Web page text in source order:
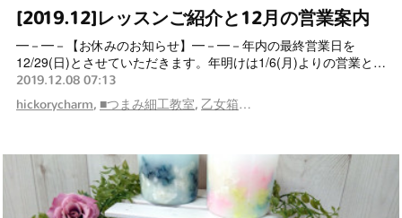
[2019.12]レッスンご紹介と12月の営業案内
━－━－【お休みのお知らせ】━－━－年内の最終営業日を
12/29(日)とさせていただきます。年明けは1/6(月)よりの営業と…
2019.12.08 07:13
hickorycharm ■つまみ細工教室 乙女箱 ■メタルエンボッシング教室